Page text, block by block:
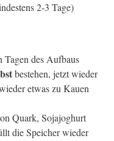
2-3 Tage)
Tagen des Aufbaus
bestehen, jetzt wieder
etwas zu Kauen
Quark, Sojajoghurt
die Speicher wieder